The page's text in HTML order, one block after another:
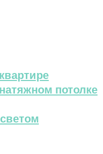
потолке